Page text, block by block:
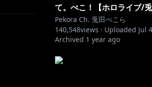
て。ぺこ！【ホロライブ/兎
Pekora Ch. 兎田ぺこら
140,548views · Uploaded Jul
Archived 1 year ago